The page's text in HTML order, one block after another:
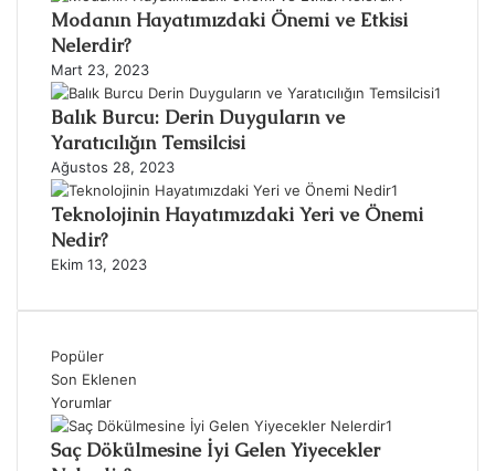
Modanın Hayatımızdaki Önemi ve Etkisi
Nelerdir?
Mart 23, 2023
Balık Burcu: Derin Duyguların ve
Yaratıcılığın Temsilcisi
Ağustos 28, 2023
Teknolojinin Hayatımızdaki Yeri ve Önemi
Nedir?
Ekim 13, 2023
Popüler
Son Eklenen
Yorumlar
Saç Dökülmesine İyi Gelen Yiyecekler